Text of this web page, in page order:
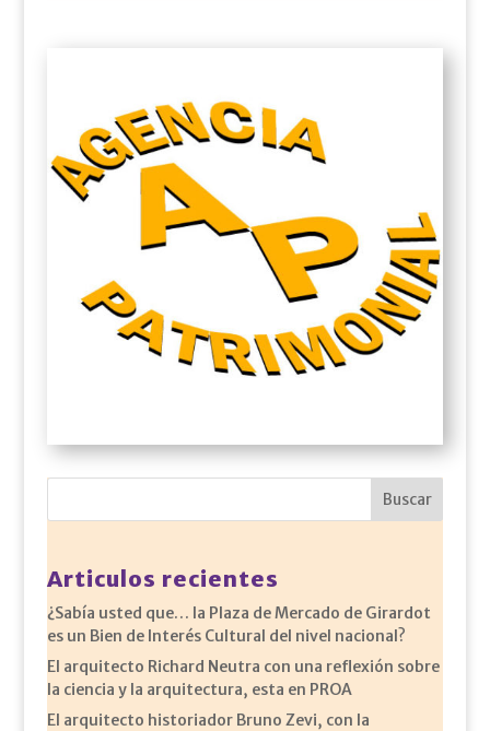
Articulos recientes
¿Sabía usted que… la Plaza de Mercado de Girardot
es un Bien de Interés Cultural del nivel nacional?
El arquitecto Richard Neutra con una reflexión sobre
la ciencia y la arquitectura, esta en PROA
El arquitecto historiador Bruno Zevi, con la